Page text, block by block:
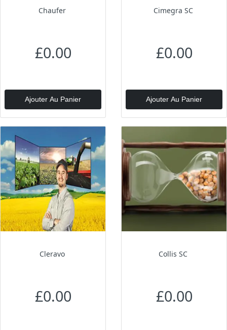
Chaufer
£0.00
Ajouter Au Panier
Cimegra SC
£0.00
Ajouter Au Panier
Cleravo
£0.00
Collis SC
£0.00